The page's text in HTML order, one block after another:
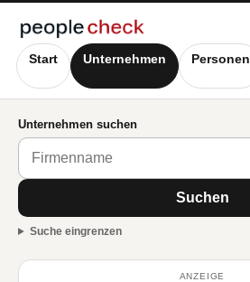
Start Unternehmen Personen
Unternehmen suchen
Suchen
Suche eingrenzen
ANZEIGE